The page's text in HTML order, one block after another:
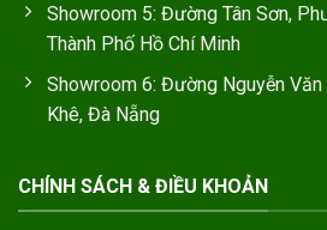
Showroom 5: Đường Tân Sơn,
Thành Phố Hồ Chí Minh
Showroom 6: Đường Nguyễn Văn
Khê, Đà Nẵng
CHÍNH SÁCH & ĐIỀU KHOẢN